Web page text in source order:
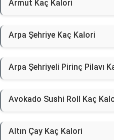
Armut Kaç Kalori
Arpa Şehriye Kaç Kalori
Arpa Şehriyeli Pirinç Pilavı
Avokado Sushi Roll Kaç
Altın Çay Kaç Kalori